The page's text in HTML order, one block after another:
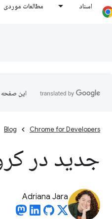
اسناد مطالعات موردی
این صفحه
Chrome for Developers
Blog
جدید در
Adriana Jara